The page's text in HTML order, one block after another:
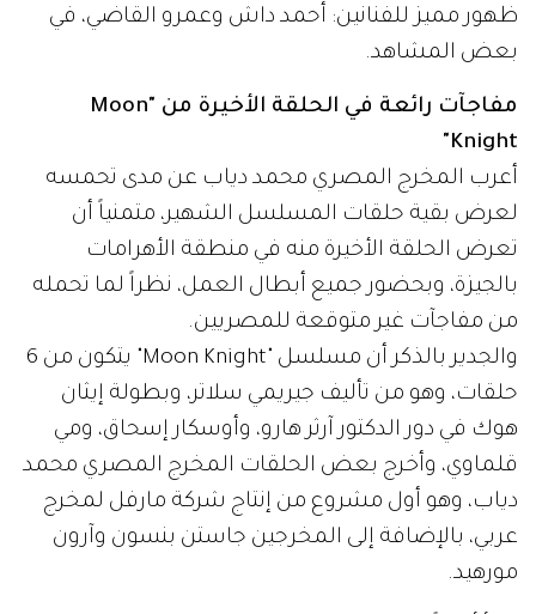
ظهور مميز للفنانين: أحمد داش وعمرو القاضي، في
بعض المشاهد.
مفاجآت رائعة في الحلقة الأخيرة من "Moon
Knight"
أعرب المخرج المصري محمد دياب عن مدى تحمسه
لعرض بقية حلقات المسلسل الشهير، متمنياً أن
تعرض الحلقة الأخيرة منه في منطقة الأهرامات
بالجيزة، وبحضور جميع أبطال العمل، نظراً لما تحمله
من مفاجآت غير متوقعة للمصريين.
والجدير بالذكر أن مسلسل "Moon Knight" يتكون من 6
حلقات، وهو من تأليف جيريمي سلاتر، وبطولة إيثان
هوك في دور الدكتور آرثر هارو، وأوسكار إسحاق، ومي
قلماوي، وأخرج بعض الحلقات المخرج المصري محمد
دياب، وهو أول مشروع من إنتاج شركة مارفل لمخرج
عربي، بالإضافة إلى المخرجين جاستن بنسون وآرون
مورهيد.